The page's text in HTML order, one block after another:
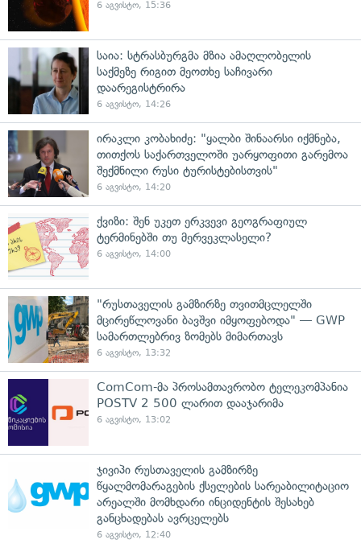
6 აგვისტო, 15:36
საია: სტრასბურგმა მზია ამაღლობელის
საქმეზე რიგით მეოთხე საჩივარი
დაარეგისტრირა
6 აგვისტო, 14:26
ირაკლი კობახიძე: "ყალბი შინაარსი იქმნება,
თითქოს საქართველოში უარყოფითი გარემოა
შექმნილი რუსი ტურისტებისთვის"
6 აგვისტო, 14:20
ქვიზი: შენ უკეთ ერკვევი გეოგრაფიულ
ტერმინებში თუ მერვეკლასელი?
6 აგვისტო, 14:00
"რუსთაველის გამზირზე თვითმცლელში
მცირეწლოვანი ბავშვი იმყოფებოდა" — GWP
სამართლებრივ ზომებს მიმართავს
6 აგვისტო, 13:32
ComCom-მა პროსამთავრობო ტელეკომპანია
POSTV 2 500 ლარით დააჯარიმა
6 აგვისტო, 13:02
ჯივიპი რუსთაველის გამზირზე
წყალმომარაგების ქსელების სარეაბილიტაციო
არეალში მომხდარი ინციდენტის შესახებ
განცხადებას ავრცელებს
6 აგვისტო, 12:40